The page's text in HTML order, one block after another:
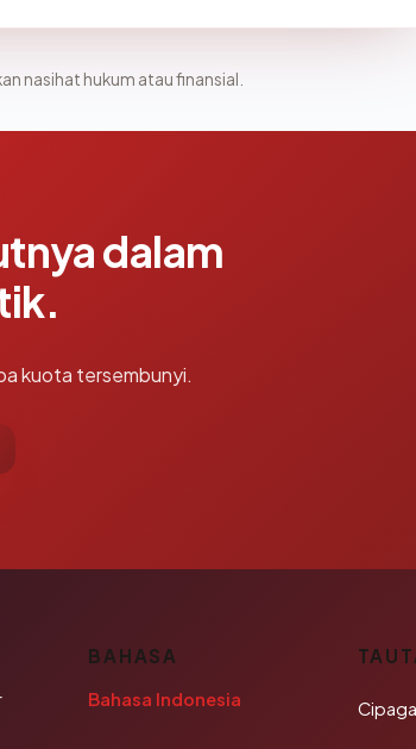
nasihat hukum atau finansial.
dalam
kuota tersembunyi.
BAHASA
Bahasa Indonesia